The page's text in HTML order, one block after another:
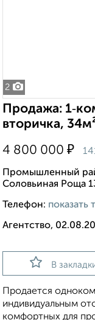
2
Продажа:
вторичка,
4 800 000 ₽
Промышленный
Соловьиная Роща
Телефон: показать
Агентство,
В
Продается
индивидуaльным
комфортных для